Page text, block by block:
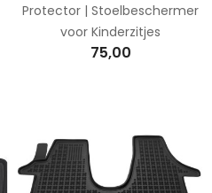
Protector | Stoelbeschermer
voor Kinderzitjes
75,00